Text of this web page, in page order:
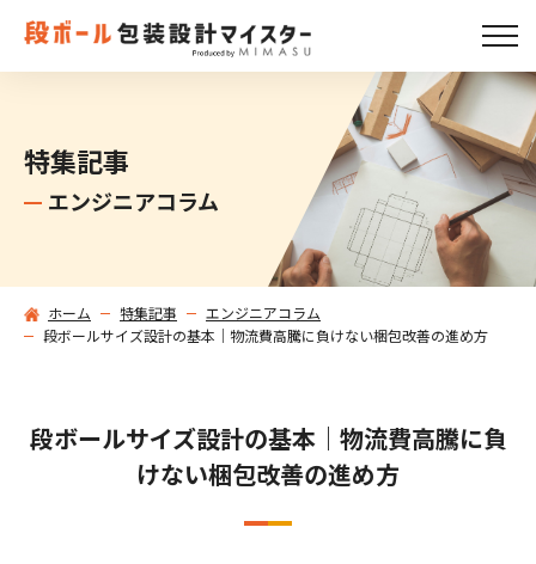
特集記事
エンジニアコラム
ホーム 特集記事
エンジニアコラム
段ボールサイズ設計の基本｜物流費高騰に負けない梱包改善の進め方
段ボールサイズ設計の基本｜物流費高騰に負
けない梱包改善の進め方